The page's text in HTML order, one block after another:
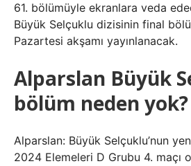
61. bölümüyle ekranlara veda
Büyük Selçuklu dizisinin final
Pazartesi akşamı yayınlanacak.
Alparslan Büyük
bölüm neden yok?
Alparslan: Büyük Selçuklu’nun
2024 Elemeleri D Grubu 4. maçı